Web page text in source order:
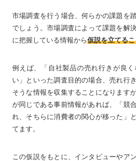
市場調査を行う場合、何らかの課題を
でしょう。市場調査によって課題を解
に把握している情報から仮説を立てる
例えば、「自社製品の売れ行きが良
い」といった調査目的の場合、売れ行
そうな情報を収集することになります
が同じである事前情報があれば、「競
れ、そちらに消費者の関心が移った」
てます。
この仮説をもとに、インタビューやア